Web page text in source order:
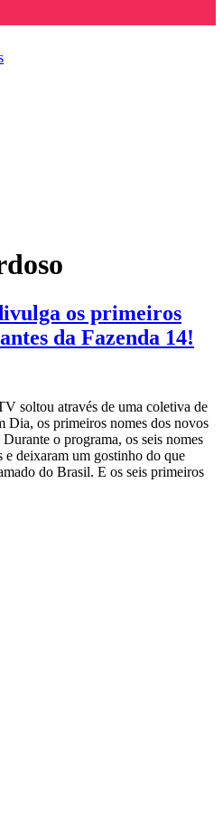
os primeiros
da Fazenda 14!
soltou através de uma coletiva de
Dia, os primeiros nomes dos novos
o programa, os seis nomes
e deixaram um gostinho do que
do Brasil. E os seis primeiros